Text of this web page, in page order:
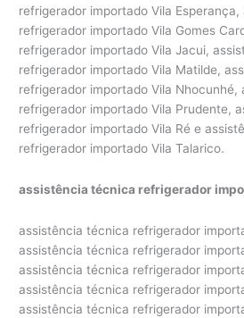
refrigerador importado Vila
refrigerador importado Vila Gomes
refrigerador importado Vila Jacui,
refrigerador importado Vila Matilde,
refrigerador importado Vila Nhocunhé,
refrigerador importado Vila Prudente,
refrigerador importado Vila Ré e
refrigerador importado Vila Talarico.
assistência técnica refrigerador
assistência técnica refrigerador
assistência técnica refrigerador
assistência técnica refrigerador
assistência técnica refrigerador
assistência técnica refrigerador